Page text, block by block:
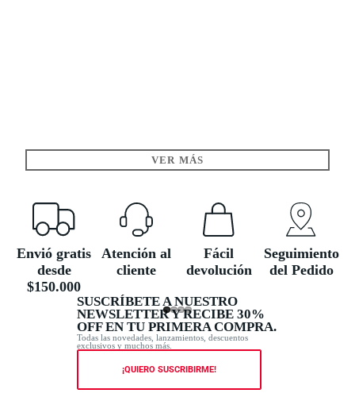
VER MÁS
Envió gratis
desde
$150.000
Atención al
cliente
Fácil
devolución
Seguimiento
del Pedido
SUSCRÍBETE A NUESTRO
NEWSLETTER Y RECIBE 30%
OFF EN TU PRIMERA COMPRA.
Todas las novedades, lanzamientos, descuentos
exclusivos y muchos más.
¡QUIERO SUSCRIBIRME!